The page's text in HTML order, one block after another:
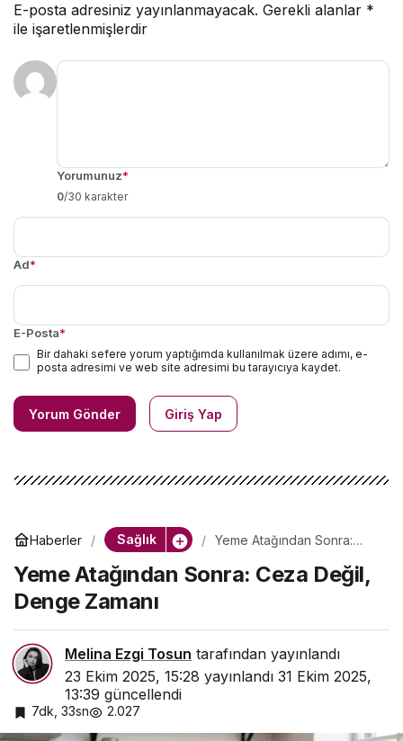
E-posta adresiniz yayınlanmayacak. Gerekli alanlar *
ile işaretlenmişlerdir
Yorumunuz*
0/30 karakter
Ad*
E-Posta*
Bir dahaki sefere yorum yaptığımda kullanılmak üzere adımı, e-
posta adresimi ve web site adresimi bu tarayıcıya kaydet.
Yorum Gönder Giriş Yap
Haberler Sağlık
Yeme Atağından Sonra:
Yeme Atağından Sonra: Ceza Değil,
Denge Zamanı
Melina Ezgi Tosun tarafından yayınlandı
23 Ekim 2025, 15:28 yayınlandı 31 Ekim 2025,
13:39 güncellendi
7dk, 33sn 2.027